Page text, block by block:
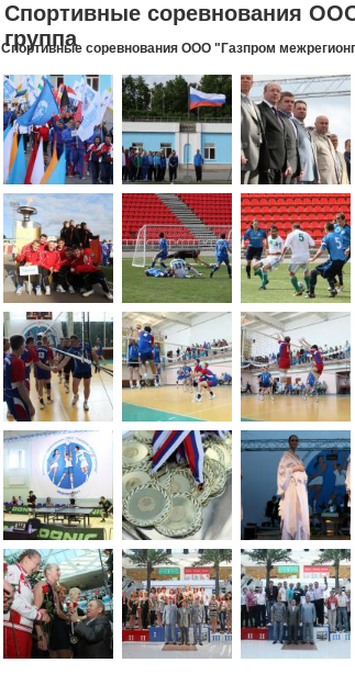
Спортивные соревнования
группа
Спортивные соревнования ООО "Газпром